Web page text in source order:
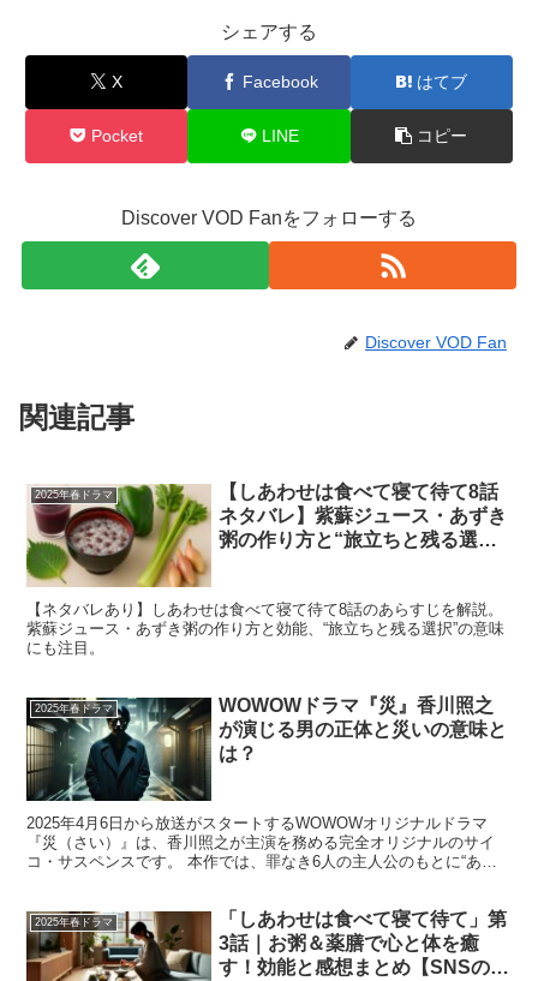
シェアする
X Facebook はてブ
Pocket LINE コピー
Discover VOD Fanをフォローする
Discover VOD Fan
関連記事
2025年春ドラマ
【しあわせは食べて寝て待て8話
ネタバレ】紫蘇ジュース・あずき
粥の作り方と“旅立ちと残る選
【ネタバレあり】しあわせは食べて寝て待て8話のあらすじを解説。
紫蘇ジュース・あずき粥の作り方と効能、“旅立ちと残る選択”の意味
にも注目。
2025年春ドラマ
WOWOWドラマ『災』香川照之
が演じる男の正体と災いの意味と
は？
2025年4月6日から放送がスタートするWOWOWオリジナルドラマ
『災（さい）』は、香川照之が主演を務める完全オリジナルのサイ
コ・サスペンスです。 本作では、罪なき6人の主人公のもとに“ある
2025年春ドラマ
「しあわせは食べて寝て待て」第
3話｜お粥＆薬膳で心と体を癒
す！効能と感想まとめ【SNSの